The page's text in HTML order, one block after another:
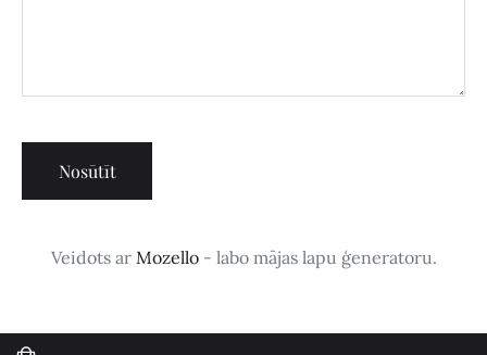
Veidots ar Mozello- labo mājas lapu ģeneratoru.